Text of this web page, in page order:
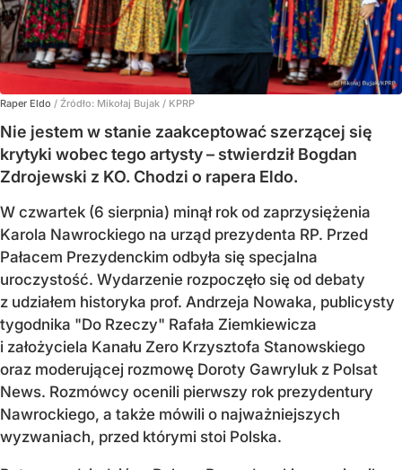
Raper Eldo / Źródło: Mikołaj Bujak / KPRP
Nie jestem w stanie zaakceptować szerzącej się
krytyki wobec tego artysty – stwierdził Bogdan
Zdrojewski z KO. Chodzi o rapera Eldo.
W czwartek (6 sierpnia) minął rok od zaprzysiężenia
Karola Nawrockiego na urząd prezydenta RP. Przed
Pałacem Prezydenckim odbyła się specjalna
uroczystość. Wydarzenie rozpoczęło się od debaty
z udziałem historyka prof. Andrzeja Nowaka, publicysty
tygodnika "Do Rzeczy" Rafała Ziemkiewicza
i założyciela Kanału Zero Krzysztofa Stanowskiego
oraz moderującej rozmowę Doroty Gawryluk z Polsat
News. Rozmówcy ocenili pierwszy rok prezydentury
Nawrockiego, a także mówili o najważniejszych
wyzwaniach, przed którymi stoi Polska.